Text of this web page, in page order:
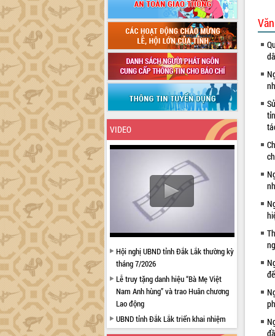
VIDEO
Hội nghị UBND tỉnh Đắk Lắk thường kỳ
tháng 7/2026
Lễ truy tặng danh hiệu “Bà Mẹ Việt
Nam Anh hùng” và trao Huân chương
Lao động
UBND tỉnh Đắk Lắk triển khai nhiệm
vụ 6 tháng cuối năm 2026